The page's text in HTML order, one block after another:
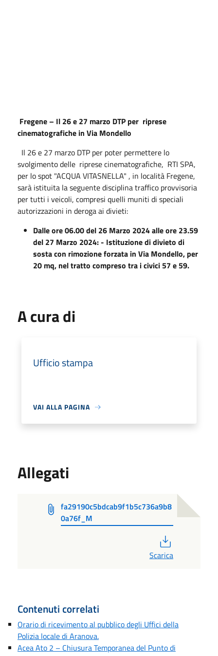
Fregene – Il 26 e 27 marzo DTP per riprese
cinematografiche in Via Mondello
Il 26 e 27 marzo DTP per poter permettere lo
svolgimento delle riprese cinematografiche, RTI SPA,
per lo spot "ACQUA VITASNELLA" , in località Fregene,
sarà istituita la seguente disciplina traffico provvisoria
per tutti i veicoli, compresi quelli muniti di speciali
autorizzazioni in deroga ai divieti:
Dalle ore 06.00 del 26 Marzo 2024 alle ore 23.59
del 27 Marzo 2024: - Istituzione di divieto di
sosta con rimozione forzata in Via Mondello, per
20 mq, nel tratto compreso tra i civici 57 e 59.
A cura di
Ufficio stampa
VAI ALLA PAGINA
Allegati
fa29190c5bdcab9f1b5c736a9b8
0a76f_M
Scarica
Contenuti correlati
Orario di ricevimento al pubblico degli Uffici della
Polizia locale di Aranova.
Acea Ato 2 – Chiusura Temporanea del Punto di